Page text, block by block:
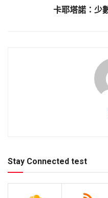
卡耶塔諾：少
Stay Connected test